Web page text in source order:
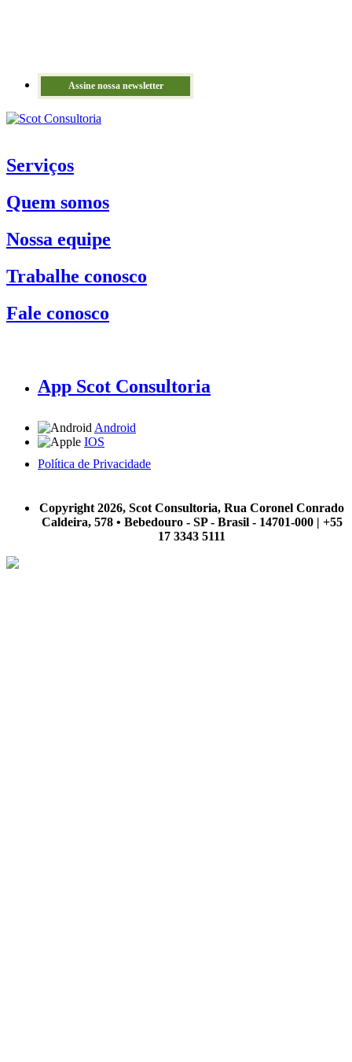
Assine nossa newsletter
Serviços
Quem somos
Nossa equipe
Trabalhe conosco
Fale conosco
App Scot Consultoria
Android
IOS
Política de Privacidade
Copyright 2026, Scot Consultoria, Rua Coronel Conrado
Caldeira, 578 • Bebedouro - SP - Brasil - 14701-000 | +55
17 3343 5111